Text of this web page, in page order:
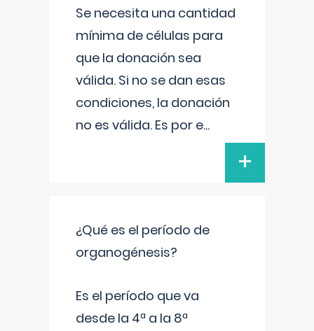
Se necesita una cantidad
mínima de células para
que la donación sea
válida. Si no se dan esas
condiciones, la donación
no es válida. Es por e...
+
¿Qué es el período de
organogénesis?
Es el período que va
desde la 4ª a la 8ª